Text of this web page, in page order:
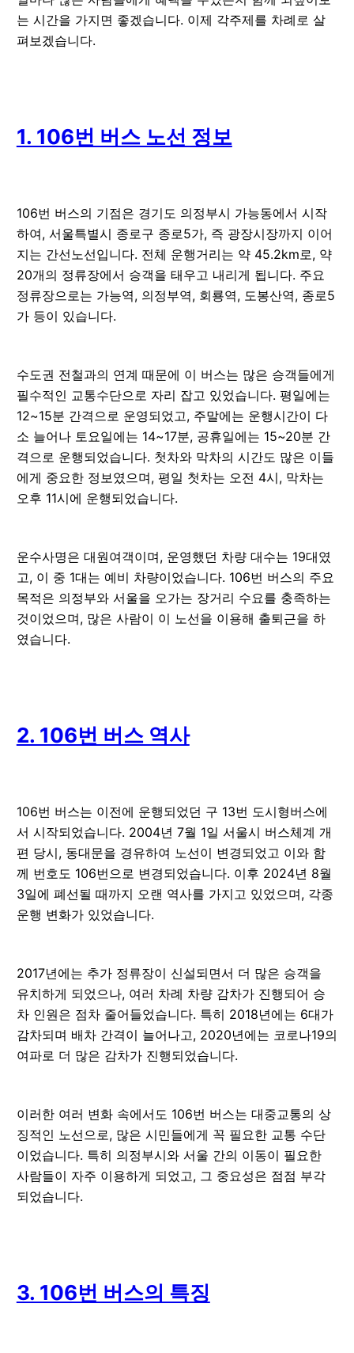
는 시간을 가지면 좋겠습니다. 이제 각주제를 차례로 살
펴보겠습니다.
1. 106번 버스 노선 정보
106번 버스의 기점은 경기도 의정부시 가능동에서 시작
하여, 서울특별시 종로구 종로5가, 즉 광장시장까지 이어
지는 간선노선입니다. 전체 운행거리는 약 45.2km로, 약
20개의 정류장에서 승객을 태우고 내리게 됩니다. 주요
정류장으로는 가능역, 의정부역, 회룡역, 도봉산역, 종로5
가 등이 있습니다.
수도권 전철과의 연계 때문에 이 버스는 많은 승객들에게
필수적인 교통수단으로 자리 잡고 있었습니다. 평일에는
12~15분 간격으로 운영되었고, 주말에는 운행시간이 다
소 늘어나 토요일에는 14~17분, 공휴일에는 15~20분 간
격으로 운행되었습니다. 첫차와 막차의 시간도 많은 이들
에게 중요한 정보였으며, 평일 첫차는 오전 4시, 막차는
오후 11시에 운행되었습니다.
운수사명은 대원여객이며, 운영했던 차량 대수는 19대였
고, 이 중 1대는 예비 차량이었습니다. 106번 버스의 주요
목적은 의정부와 서울을 오가는 장거리 수요를 충족하는
것이었으며, 많은 사람이 이 노선을 이용해 출퇴근을 하
였습니다.
2. 106번 버스 역사
106번 버스는 이전에 운행되었던 구 13번 도시형버스에
서 시작되었습니다. 2004년 7월 1일 서울시 버스체계 개
편 당시, 동대문을 경유하여 노선이 변경되었고 이와 함
께 번호도 106번으로 변경되었습니다. 이후 2024년 8월
3일에 폐선될 때까지 오랜 역사를 가지고 있었으며, 각종
운행 변화가 있었습니다.
2017년에는 추가 정류장이 신설되면서 더 많은 승객을
유치하게 되었으나, 여러 차례 차량 감차가 진행되어 승
차 인원은 점차 줄어들었습니다. 특히 2018년에는 6대가
감차되며 배차 간격이 늘어나고, 2020년에는 코로나19의
여파로 더 많은 감차가 진행되었습니다.
이러한 여러 변화 속에서도 106번 버스는 대중교통의 상
징적인 노선으로, 많은 시민들에게 꼭 필요한 교통 수단
이었습니다. 특히 의정부시와 서울 간의 이동이 필요한
사람들이 자주 이용하게 되었고, 그 중요성은 점점 부각
되었습니다.
3. 106번 버스의 특징